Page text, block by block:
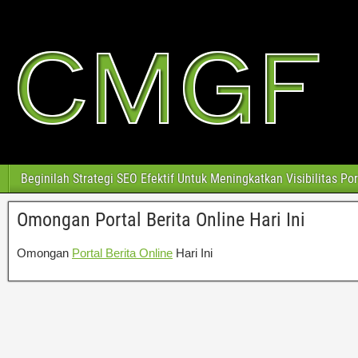
Beginilah Strategi SEO Efektif Untuk Meningkatkan Visibilitas
Omongan Portal Berita Online Hari Ini
Omongan Portal Berita Online Hari Ini